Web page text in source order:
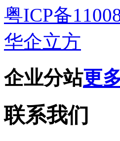
粤ICP备
华企立方
企业分站更
联系我们